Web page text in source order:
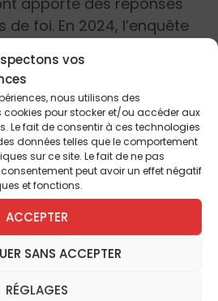
vos
nous utilisons des
cookies pour stocker et/ou accéder aux
Le fait de consentir à ces technologies
données telles que le comportement
sur ce site. Le fait de ne pas
peut avoir un effet négatif
et fonctions.
ACCEPTER
SANS ACCEPTER
RÉGLAGES
foi. En 2024, l’enquête
l’influence du
dans les conversions
la transcendance
plus en plus laïcisé et
de ritualité se fait
les concepts dévoyés
C’est parfois au